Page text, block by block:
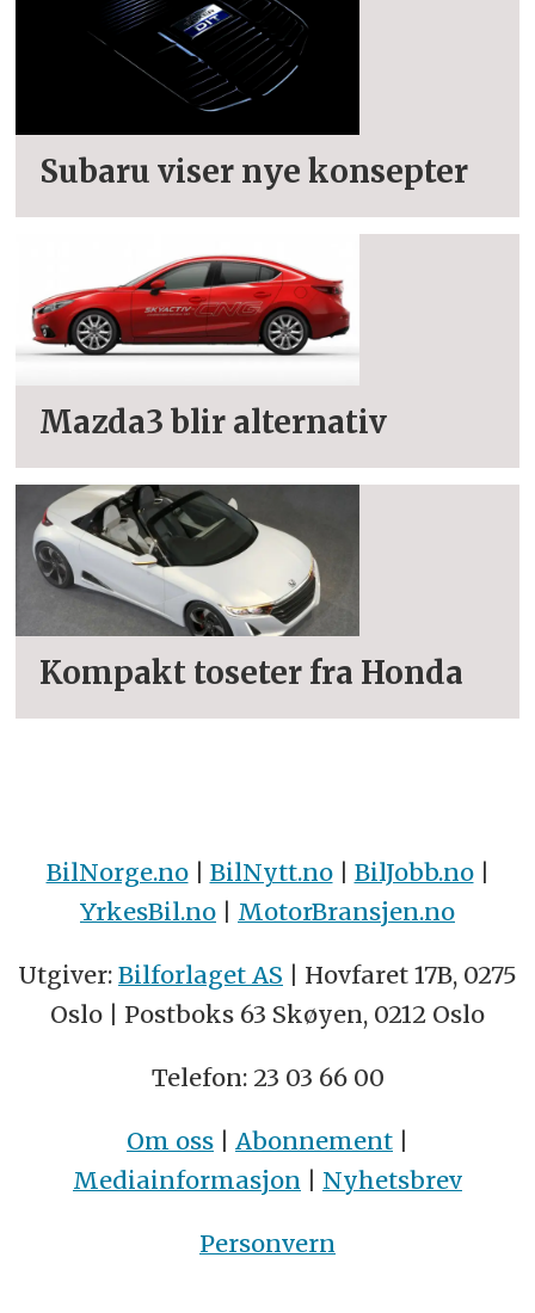
Subaru viser nye konsepter
Mazda3 blir alternativ
Kompakt toseter fra Honda
BilNorge.no| BilNytt.no| BilJobb.no|
YrkesBil.no | MotorBransjen.no
Utgiver: Bilforlaget AS | Hovfaret 17B, 0275
Oslo | Postboks 63 Skøyen, 0212 Oslo
Telefon: 23 03 66 00
Om oss | Abonnement |
Mediainformasjon | Nyhetsbrev
Personvern